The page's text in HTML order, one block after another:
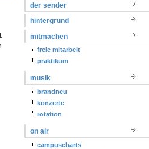
der sender
hintergrund
mitmachen
freie mitarbeit
praktikum
musik
brandneu
konzerte
rotation
on air
campuscharts